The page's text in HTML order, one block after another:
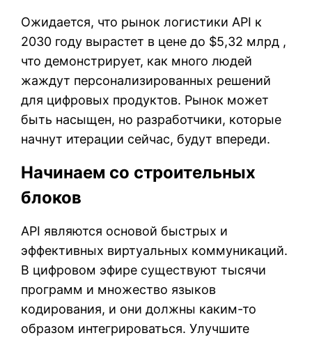
Ожидается, что рынок логистики API к
2030 году вырастет в цене до $5,32 млрд ,
что демонстрирует, как много людей
жаждут персонализированных решений
для цифровых продуктов. Рынок может
быть насыщен, но разработчики, которые
начнут итерации сейчас, будут впереди.
Начинаем со строительных
блоков
API являются основой быстрых и
эффективных виртуальных коммуникаций.
В цифровом эфире существуют тысячи
программ и множество языков
кодирования, и они должны каким-то
образом интегрироваться. Улучшите